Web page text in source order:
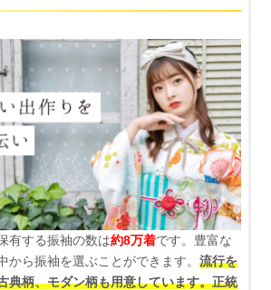
有する振袖の数は約8万着です。豊富な
から振袖を選ぶことができます。 流行を
典柄、モダン柄も用意しています。正統